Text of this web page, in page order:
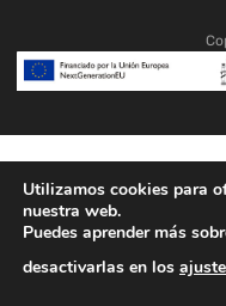
Utilizamos cookies para
nuestra web.
Puedes aprender más
desactivarlas en los